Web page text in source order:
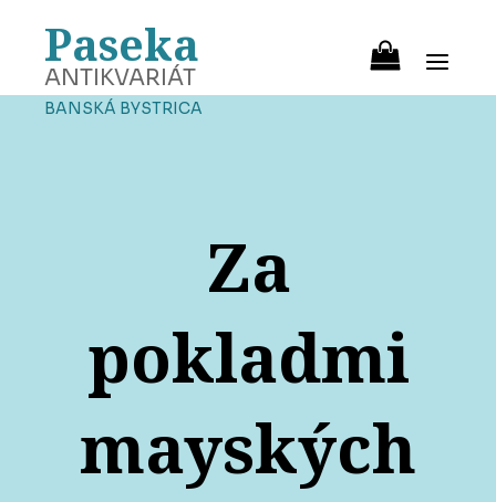
Paseka
ANTIKVARIÁT
BANSKÁ BYSTRICA
Za
pokladmi
mayských